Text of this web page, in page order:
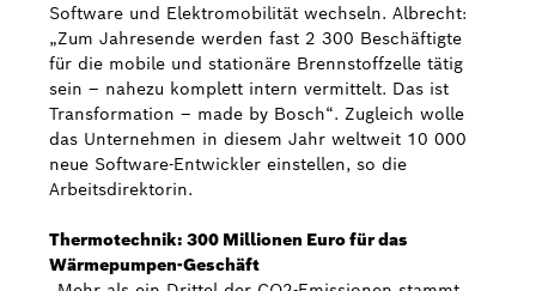
Software und Elektromobilität wechseln. Albrecht:
„Zum Jahresende werden fast 2 300 Beschäftigte
für die mobile und stationäre Brennstoffzelle tätig
sein – nahezu komplett intern vermittelt. Das ist
Transformation – made by Bosch“. Zugleich wolle
das Unternehmen in diesem Jahr weltweit 10 000
neue Software-Entwickler einstellen, so die
Arbeitsdirektorin.
Thermotechnik: 300 Millionen Euro für das
Wärmepumpen-Geschäft